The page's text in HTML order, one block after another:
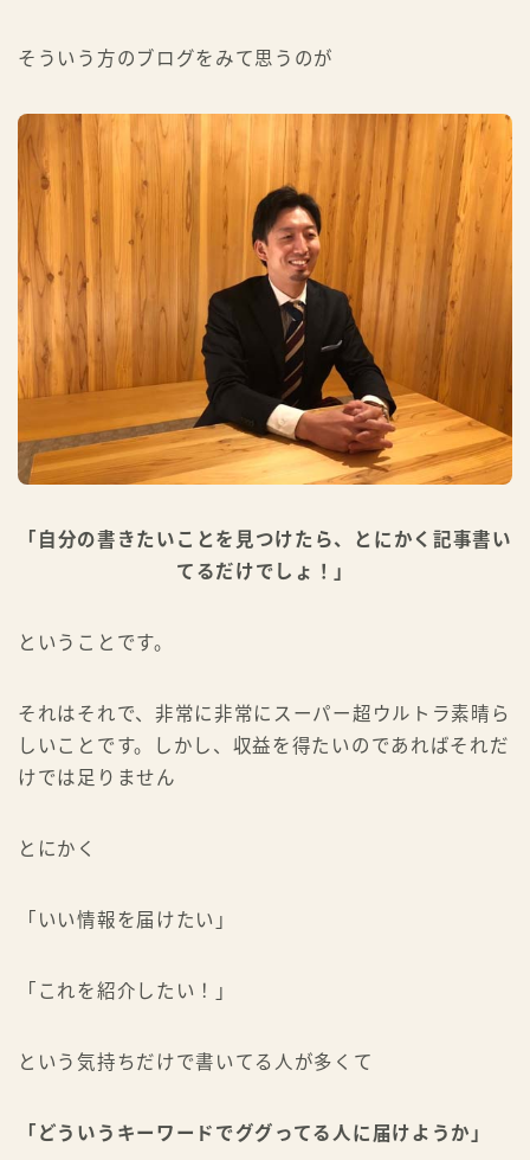
そういう方のブログをみて思うのが
「自分の書きたいことを見つけたら、とにかく記事書い
てるだけでしょ！」
ということです。
それはそれで、非常に非常にスーパー超ウルトラ素晴ら
しいことです。しかし、収益を得たいのであればそれだ
けでは足りません
とにかく
「いい情報を届けたい」
「これを紹介したい！」
という気持ちだけで書いてる人が多くて
「どういうキーワードでググってる人に届けようか」